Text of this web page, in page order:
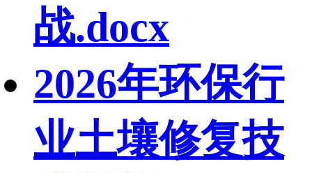
战.docx
2026年环保行
业土壤修复技